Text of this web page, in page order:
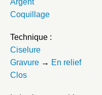
Coquillage
Technique :
Ciselure
Gravure → En relief
Clos